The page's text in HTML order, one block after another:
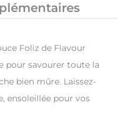
Foliz de Flavour
pour savourer toute la
bien mûre. Laissez-
ensoleillée pour vos